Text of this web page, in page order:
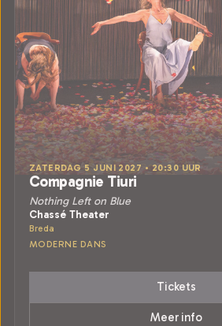
ZATERDAG 5 JUNI 2027 • 20:30 UUR
Compagnie Tiuri
Nothing Left on Blue
Chassé Theater
Breda
MODERNE DANS
Tickets
Meer info